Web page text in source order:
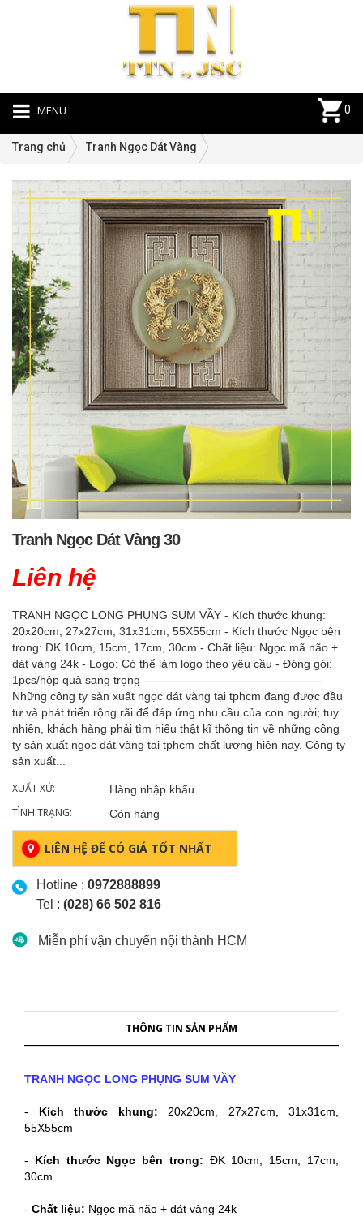
MENU 0
Trang chủ Tranh Ngọc Dát Vàng
Tranh Ngọc Dát Vàng 30
Liên hệ
TRANH NGỌC LONG PHỤNG SUM VẦY - Kích thước khung:
20x20cm, 27x27cm, 31x31cm, 55X55cm - Kích thước Ngọc bên
trong: ĐK 10cm, 15cm, 17cm, 30cm - Chất liệu: Ngọc mã não +
dát vàng 24k - Logo: Có thể làm logo theo yêu cầu - Đóng gói:
1pcs/hộp quà sang trọng --------------------------------------------
Những công ty sản xuất ngọc dát vàng tại tphcm đang được đầu
tư và phát triển rộng rãi để đáp ứng nhu cầu của con người; tuy
nhiên, khách hàng phải tìm hiểu thật kĩ thông tin về những công
ty sản xuất ngọc dát vàng tại tphcm chất lượng hiện nay. Công ty
sản xuất...
XUẤT XỨ: Hàng nhập khẩu
TÌNH TRẠNG: Còn hàng
LIÊN HỆ ĐỂ CÓ GIÁ TỐT NHẤT
Hotline : 0972888899
Tel : (028) 66 502 816
Miễn phí vận chuyển nội thành HCM
THÔNG TIN SẢN PHẨM
TRANH NGỌC LONG PHỤNG SUM VẦY
- Kích thước khung: 20x20cm, 27x27cm, 31x31cm,
55X55cm
- Kích thước Ngọc bên trong: ĐK 10cm, 15cm, 17cm,
30cm
- Chất liệu: Ngọc mã não + dát vàng 24k